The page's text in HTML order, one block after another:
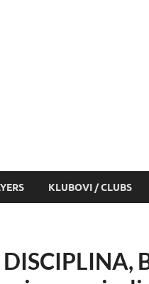
KLUBOVI / CLUBS